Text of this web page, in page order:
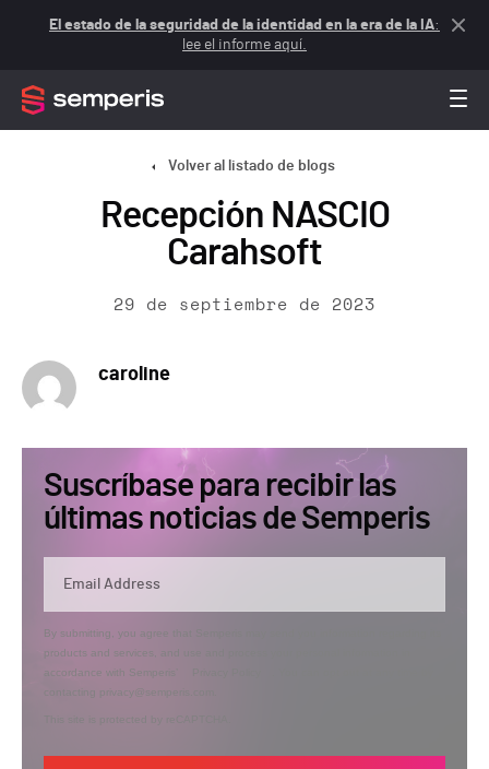
El estado de la seguridad de la identidad en la era de la IA:
lee el informe aquí.
Volver al listado de blogs
Recepción NASCIO
Carahsoft
29 de septiembre de 2023
caroline
Suscríbase para recibir las
últimas noticias de Semperis
By submitting, you agree that Semperis may send you information regarding its
products and services, and use and process your personal information in
accordance with Semperis’
contacting privacy@semperis.com.
This site is protected by reCAPTCHA.